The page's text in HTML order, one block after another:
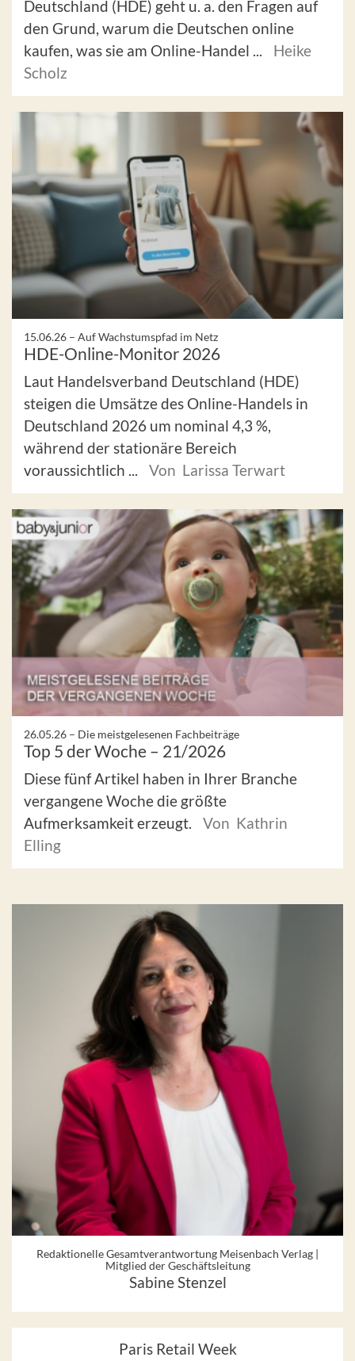
Deutschland (HDE) geht u. a. den Fragen auf
den Grund, warum die Deutschen online
kaufen, was sie am Online-Handel ...
Heike
Scholz
15.06.26 – Auf Wachstumspfad im Netz
HDE-Online-Monitor 2026
Laut Handelsverband Deutschland (HDE)
steigen die Umsätze des Online-Handels in
Deutschland 2026 um nominal 4,3 %,
während der stationäre Bereich
voraussichtlich ...
Von Larissa Terwart
26.05.26 – Die meistgelesenen Fachbeiträge
Top 5 der Woche – 21/2026
Diese fünf Artikel haben in Ihrer Branche
vergangene Woche die größte
Aufmerksamkeit erzeugt.
Von Kathrin
Elling
Redaktionelle Gesamtverantwortung Meisenbach Verlag |
Mitglied der Geschäftsleitung
Sabine Stenzel
Paris Retail Week